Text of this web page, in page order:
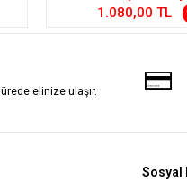
1.080,00 TL
elinize ulaşır.
Sosyal